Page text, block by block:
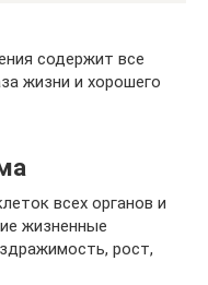
содержит все
жизни и хорошего
всех органов и
жизненные
рост,